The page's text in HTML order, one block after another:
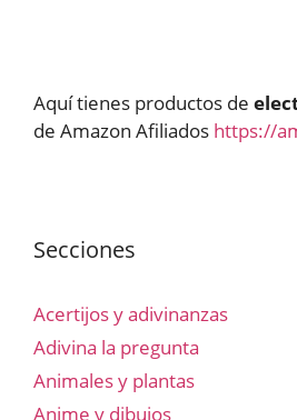
Aquí tienes productos de
de Amazon Afiliados https://
Secciones
Acertijos y adivinanzas
Adivina la pregunta
Animales y plantas
Anime y dibujos